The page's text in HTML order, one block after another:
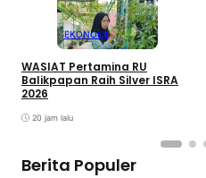
EKONOMI
WASIAT Pertamina RU
Balikpapan Raih Silver ISRA
2026
20 jam lalu
Berita Populer